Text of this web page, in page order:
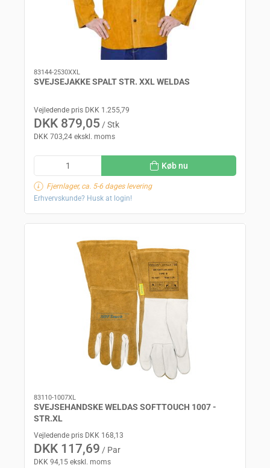
83144-2530XXL
SVEJSEJAKKE SPALT STR. XXL WELDAS
Vejledende pris DKK 1.255,79
DKK 879,05 / Stk
DKK 703,24 ekskl. moms
Køb nu
Fjernlager, ca. 5-6 dages levering
Erhvervskunde? Husk at login!
83110-1007XL
SVEJSEHANDSKE WELDAS SOFTTOUCH 1007 -
STR.XL
Vejledende pris DKK 168,13
DKK 117,69 / Par
DKK 94,15 ekskl. moms